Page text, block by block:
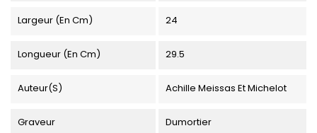
Largeur (en Cm) 24
Longueur (en Cm) 29.5
Auteur(s) Achille Meissas Et Michelot
Graveur Dumortier